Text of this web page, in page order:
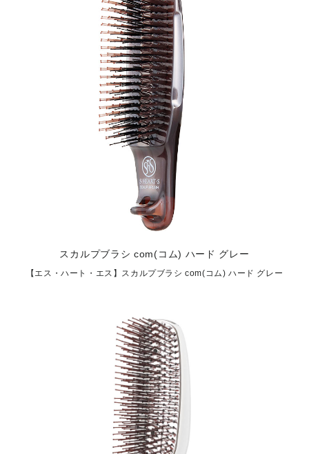
スカルプブラシ com(コム) ハード グレー
【エス・ハート・エス】スカルプブラシ com(コム) ハード グレー